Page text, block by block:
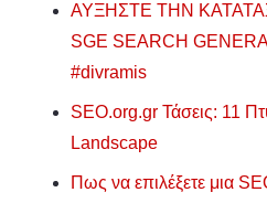
ΑΥΞΗΣΤΕ ΤΗΝ
SGE SEARCH
#divramis
SEO.org.gr Τάσεις: 11
Landscape
Πως να επιλέξετε μια